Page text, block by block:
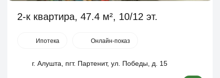
2-к квартира, 47.4 м², 10/12 эт.
Ипотека Онлайн-показ
г. Алушта, пгт. Партенит, ул. Победы, д. 15